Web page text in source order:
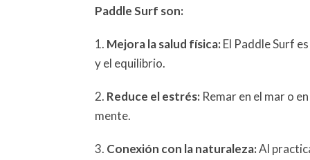
Paddle Surf son:
1. Mejora la salud física:El Paddle Surf
y el equilibrio.
2. Reduce el estrés: Remar en el mar o
mente.
3. Conexión con la naturaleza:Al